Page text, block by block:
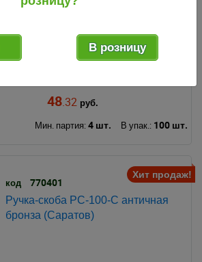
код 412598
(Кунгур)
48.32 руб.
Мин. партия: 4 шт. В упак.: 100 шт.
Хит продаж!
код 770401
Ручка-скоба РС-100-С античная
бронза (Саратов)
В розницу